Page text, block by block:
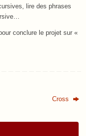
lire des phrases
conclure le projet sur «
Cross